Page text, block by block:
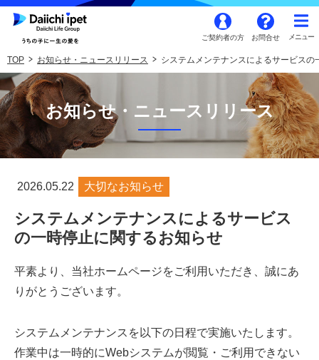
ご契約者の方 お問合せ
TOP お知らせ・ニュースリリース システムメンテナンスによるサービスの
お知らせ・ニュースリリース
2026.05.22 大切なお知らせ
システムメンテナンスによるサービス
の一時停止に関するお知らせ
平素より、当社ホームページをご利用いただき、誠にあ
りがとうございます。
システムメンテナンスを以下の日程で実施いたします。
作業中は一時的にWebシステムが閲覧・ご利用できない